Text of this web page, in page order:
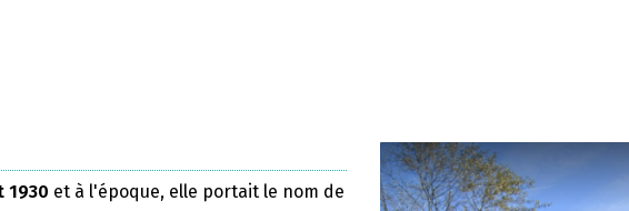
1930 et à l'époque, elle portait le nom de